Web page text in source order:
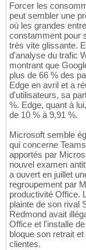
Forcer les
peut sembler une
où les grandes
constamment pour
très vite glissante.
d'analyse du trafic
montrant que
plus de 66 % des
Edge en avril et a
d'utilisateurs, sa
%. Edge, quant à
de 10 % à 9,91 %.
Microsoft semble
qui concerne
apportés par
nouvel examen
a ouvert en juillet
regroupement par
productivité Office.
plainte de son rival
Redmond avait
Office et l'installe
bloque son retrait
clientes.